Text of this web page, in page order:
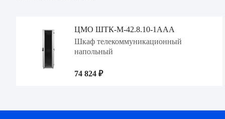
ЦМО ШТК-М-42.8.10-1ААА
Шкаф телекоммуникационный
напольный
74 824 ₽